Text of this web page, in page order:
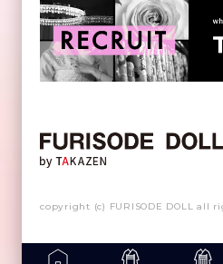
copyright (c) FURISODE DOLL all